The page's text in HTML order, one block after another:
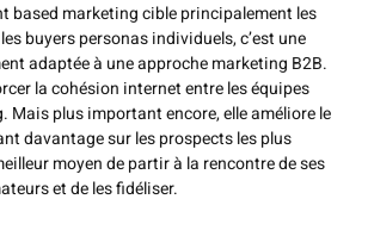
based marketing cible principalement les
buyers personas individuels, c’est une
adaptée à une approche marketing B2B.
la cohésion internet entre les équipes
Mais plus important encore, elle améliore le
davantage sur les prospects les plus
moyen de partir à la rencontre de ses
et de les fidéliser.